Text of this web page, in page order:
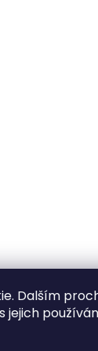
Dalším
jejich